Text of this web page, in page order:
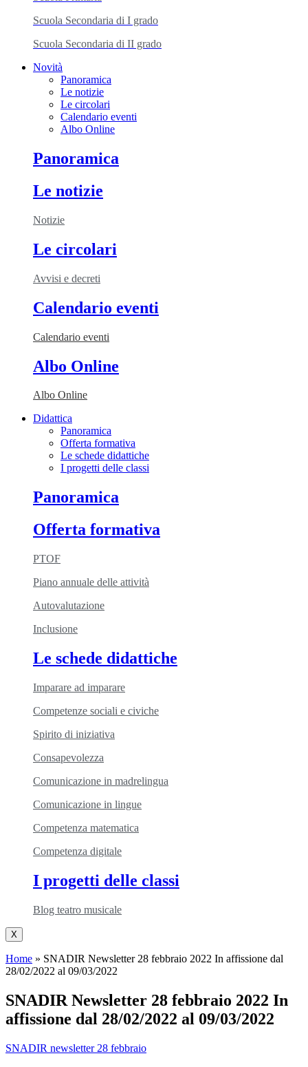
Scuola Secondaria di I grado
Scuola Secondaria di II grado
Novità
Panoramica
Le notizie
Le circolari
Calendario eventi
Albo Online
Panoramica
Le notizie
Notizie
Le circolari
Avvisi e decreti
Calendario eventi
Calendario eventi
Albo Online
Albo Online
Didattica
Panoramica
Offerta formativa
Le schede didattiche
I progetti delle classi
Panoramica
Offerta formativa
PTOF
Piano annuale delle attività
Autovalutazione
Inclusione
Le schede didattiche
Imparare ad imparare
Competenze sociali e civiche
Spirito di iniziativa
Consapevolezza
Comunicazione in madrelingua
Comunicazione in lingue
Competenza matematica
Competenza digitale
I progetti delle classi
Blog teatro musicale
X
Home » SNADIR Newsletter 28 febbraio 2022 In affissione dal
28/02/2022 al 09/03/2022
SNADIR Newsletter 28 febbraio 2022 In
affissione dal 28/02/2022 al 09/03/2022
SNADIR newsletter 28 febbraio